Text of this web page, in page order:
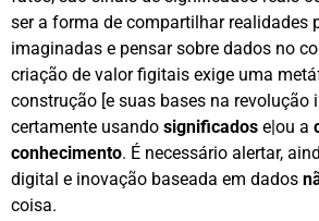
ser a forma de compartilhar realidades
imaginadas e pensar sobre dados no
criação de valor figitais exige uma
construção [e suas bases na revolução
certamente usando significados e|ou a
conhecimento. É necessário alertar,
digital e inovação baseada em dados
coisa.